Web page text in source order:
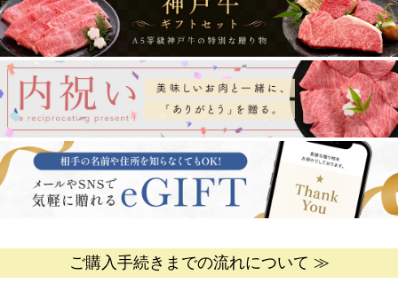
ご購入手続きまでの流れについて ≫